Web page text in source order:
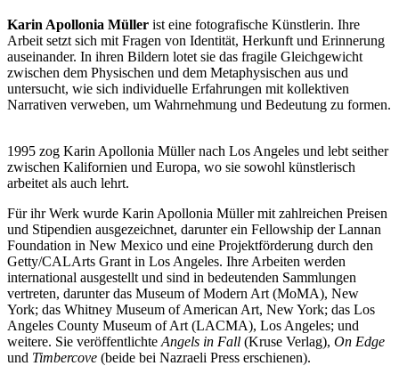
Karin Apollonia Müller ist eine fotografische Künstlerin. Ihre
Arbeit setzt sich mit Fragen von Identität, Herkunft und Erinnerung
auseinander. In ihren Bildern lotet sie das fragile Gleichgewicht
zwischen dem Physischen und dem Metaphysischen aus und
untersucht, wie sich individuelle Erfahrungen mit kollektiven
Narrativen verweben, um Wahrnehmung und Bedeutung zu formen.
1995 zog Karin Apollonia Müllernach Los Angeles und lebt seither
zwischen Kalifornien und Europa, wo sie sowohl künstlerisch
arbeitet als auch lehrt.
Für ihr Werk wurde Karin Apollonia Müller mit zahlreichen Preisen
und Stipendien ausgezeichnet, darunterein Fellowship der Lannan
Foundation in New Mexico und eine Projektförderung durch den
Getty/CALArts Grant in Los Angeles. Ihre Arbeiten werden
international ausgestellt und sind in bedeutenden Sammlungen
vertreten, darunter das Museum of Modern Art (MoMA), New
York; das Whitney Museum of American Art, New York; das Los
Angeles County Museum of Art (LACMA), Los Angeles; und
weitere. Sie veröffentlichte Angels in Fall (Kruse Verlag), On Edge
und Timbercove (beide bei Nazraeli Press erschienen).